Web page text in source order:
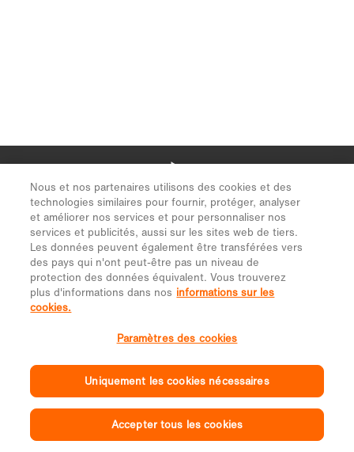
Nous et nos partenaires utilisons des cookies et des
technologies similaires pour fournir, protéger, analyser
et améliorer nos services et pour personnaliser nos
services et publicités, aussi sur les sites web de tiers.
Les données peuvent également être transférées vers
des pays qui n'ont peut-être pas un niveau de
protection des données équivalent. Vous trouverez
plus d'informations dans nos informations sur les
cookies.
Paramètres des cookies
Uniquement les cookies nécessaires
Accepter tous les cookies